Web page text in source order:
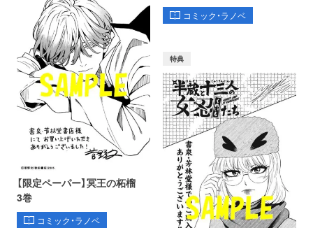
コミック・ラノベ
【限定ペーパー】冥王の柘榴
3巻
コミック・ラノベ
特典